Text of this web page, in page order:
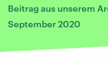
Beitrag aus unserem
September 2020